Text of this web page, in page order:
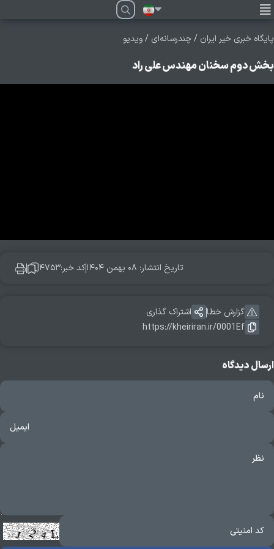
فارسی
پایگاه خبری خیر ایران /چندرسانه‌ای /ویدیو
بخش دوم سخنان مهندس علی راد
تاریخ انتشار: ۰۸ بهمن ۱۴۰۴ کد خبر:۴۷۵۳
https://kheiriran.ir/0001Ef
گزارش خطا اشتراک گذاری
ارسال دیدگاه